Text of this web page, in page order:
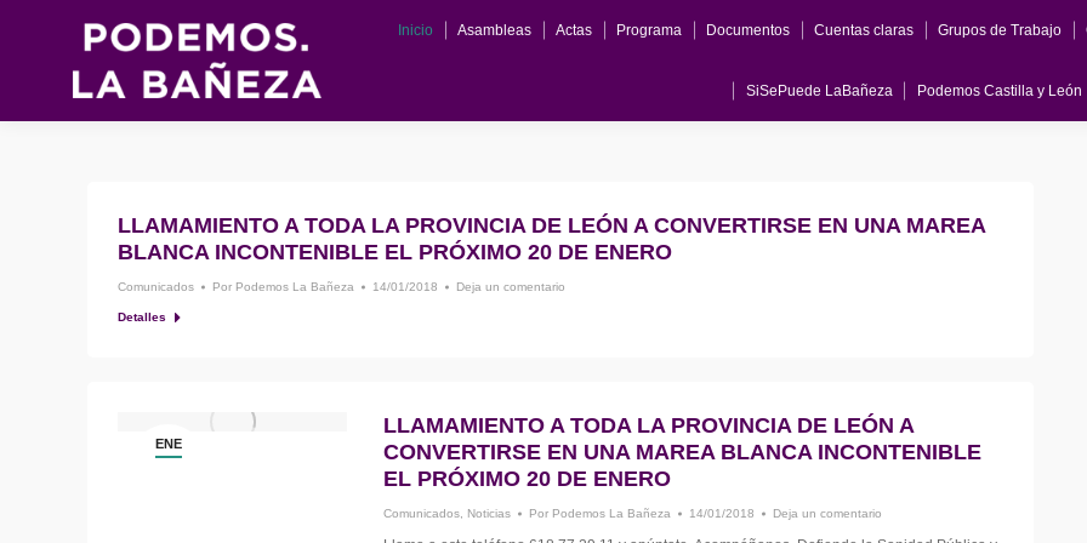
Inicio Asambleas Actas Programa Documentos Cuentas claras Grupos de Trabajo
SiSePuede LaBañeza Podemos Castilla y León
LLAMAMIENTO A TODA LA PROVINCIA DE LEÓN A CONVERTIRSE EN UNA MAREA
BLANCA INCONTENIBLE EL PRÓXIMO 20 DE ENERO
Comunicados Por Podemos La Bañeza 14/01/2018 Deja un comentario
Detalles
ENE
LLAMAMIENTO A TODA LA PROVINCIA DE LEÓN A
CONVERTIRSE EN UNA MAREA BLANCA INCONTENIBLE
EL PRÓXIMO 20 DE ENERO
Comunicados Noticias Por Podemos La Bañeza 14/01/2018 Deja un comentario
Inicio Actas Programa Documentos Cuentas claras Grupos de Trabajo Comunicados